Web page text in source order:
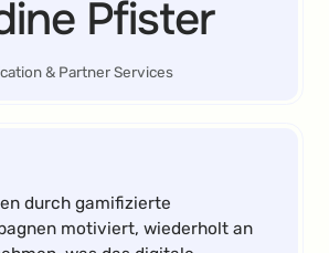
Pfister
& Partner Services
durch gamifizierte
motiviert, wiederholt an